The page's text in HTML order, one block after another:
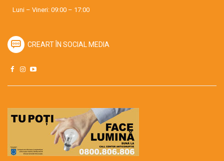
Luni – Vineri: 09:00 – 17:00
CREART ÎN SOCIAL MEDIA